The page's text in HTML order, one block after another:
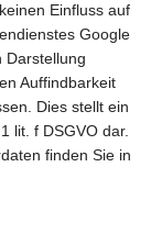
Einfluss auf
Google
Darstellung
Auffindbarkeit
Dies stellt ein
lit. f DSGVO dar.
finden Sie in